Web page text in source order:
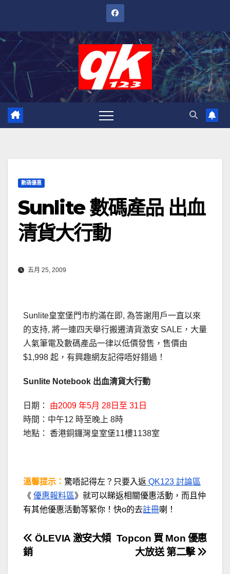
內
數碼優惠
Sunlite 數碼產品 出血
清貨大行動
五月 25, 2009
Sunlite皇室堡門市約滿在即, 為答謝用戶一直以來
的支持, 將一連四天舉行搬遷清貨激安 SALE，大量
人氣筆電及數碼產品一律以低價發售，售價由
$1,998 起，有興趣網友記得唔好錯過！
Sunlite Notebook 出血清貨大行動
日期： 由2009 年5月 28日至 31日
時間：中午12 時至晚上 8時
地點： 香港銅鑼灣皇室堡11樓1138室
溫馨提示： 驚唔記得左？只要入返 QK123 討論區
《 優惠報料區》就可以睇返相關優惠活動，而且仲
有其他優惠活動等緊你！快o的去註冊喇！
文
章
Topcon 買 Mon 優惠
大放送 第二擊
ÖLEVIA 激安大傾
銷